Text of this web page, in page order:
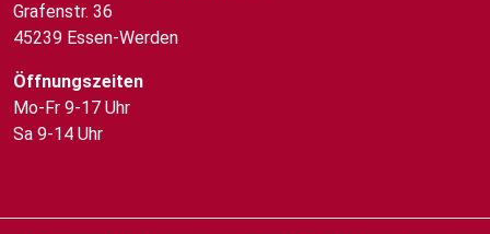
Grafenstr. 36
45239 Essen-Werden
Öffnungszeiten
Mo-Fr 9-17 Uhr
Sa 9-14 Uhr